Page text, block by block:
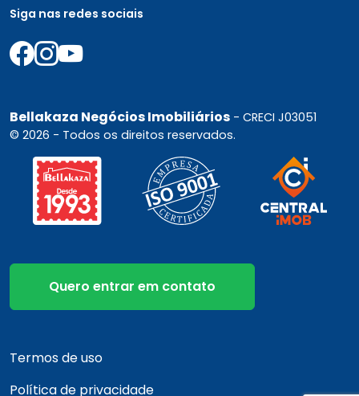
Siga nas redes sociais
Bellakaza Negócios Imobiliários - CRECI J03051
© 2026 - Todos os direitos reservados.
Quero entrar em contato
Termos de uso
Política de privacidade